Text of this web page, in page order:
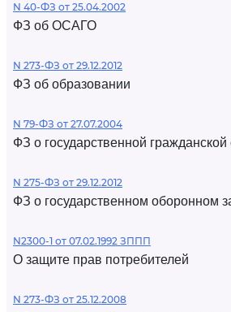
N 40-ФЗ от 25.04.2002
ФЗ об ОСАГО
N 273-ФЗ от 29.12.2012
ФЗ об образовании
N 79-ФЗ от 27.07.2004
ФЗ о государственной
N 275-ФЗ от 29.12.2012
ФЗ о государственном оборонном
N2300-1 от 07.02.1992 ЗППП
О защите прав потребителей
N 273-ФЗ от 25.12.2008